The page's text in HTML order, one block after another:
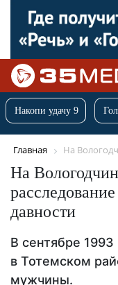
Накопи удачу 9
Главная На
На
давности
В сентябре
в Тотемском
мужчины.